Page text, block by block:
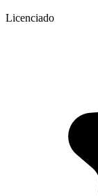
Licenciado